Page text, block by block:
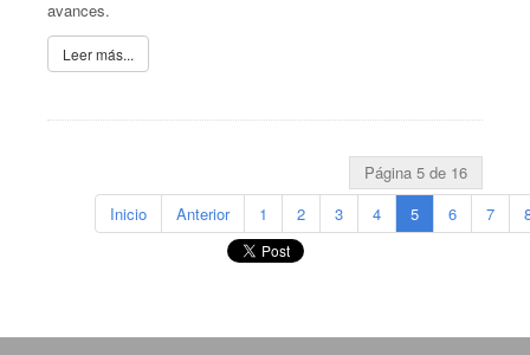
avances.
Leer más...
Página 5 de 16
Inicio
Anterior 1 2 3 4 5 6 7